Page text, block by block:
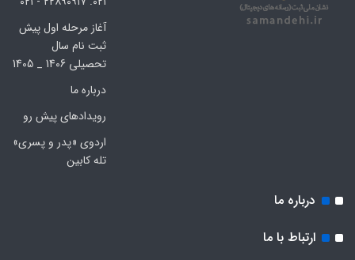
آغاز مرحله اول پیش
ثبت نام سال
تحصیلی 1406 _ 1405
درباره ما
رویدادهای پیش رو
اردوی «پدر و پسری»
تله کابین
درباره ما
ارتباط با ما